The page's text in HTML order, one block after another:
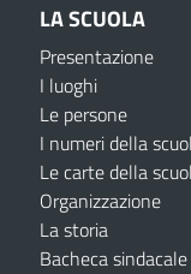
LA SCUOLA
Presentazione
I luoghi
Le persone
I numeri della
Le carte della
Organizzazione
La storia
Bacheca sindacale